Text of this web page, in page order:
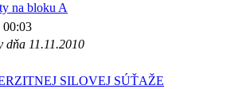
na bloku A
00:03
dňa 11.11.2010
SILOVEJ SÚŤAŽE